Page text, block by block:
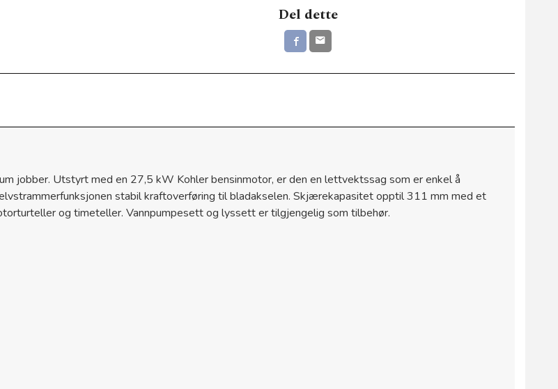
Del dette
jobber. Utstyrt med en 27,5 kW Kohler bensinmotor, er den en lettvektssag som er enkel å
stabil kraftoverføring til bladakselen. Skjærekapasitet opptil 311 mm med et
og timeteller. Vannpumpesett og lyssett er tilgjengelig som tilbehør.